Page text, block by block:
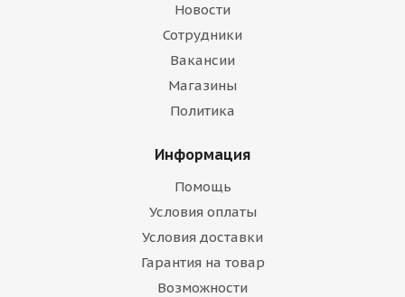
Новости
Сотрудники
Вакансии
Магазины
Политика
Информация
Помощь
Условия оплаты
Условия доставки
Гарантия на товар
Возможности